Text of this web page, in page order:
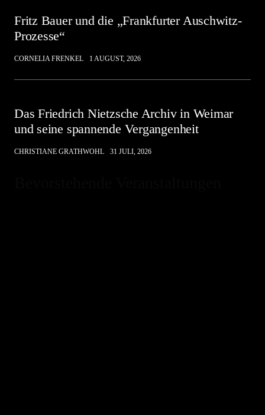
Fritz Bauer und die „Frankfurter Auschwitz-
Prozesse“
CORNELIA FRENKEL 1 AUGUST, 2026
Das Friedrich Nietzsche Archiv in Weimar
und seine spannende Vergangenheit
CHRISTIANE GRATHWOHL 31 JULI, 2026